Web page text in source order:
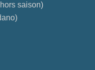
saison)